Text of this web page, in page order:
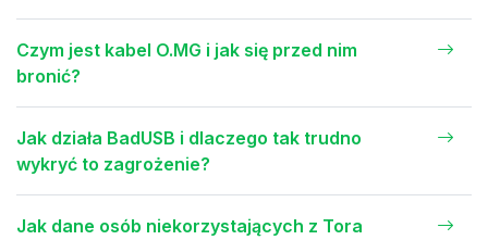
Czym jest kabel O.MG i jak się przed nim
bronić?
Jak działa BadUSB i dlaczego tak trudno
wykryć to zagrożenie?
Jak dane osób niekorzystających z Tora